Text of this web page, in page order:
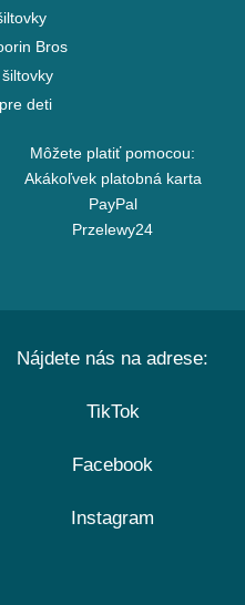
Bros
deti
Môžete platiť pomocou:
Akákoľvek platobná karta
PayPal
Przelewy24
Nájdete nás na adrese:
TikTok
Facebook
Instagram